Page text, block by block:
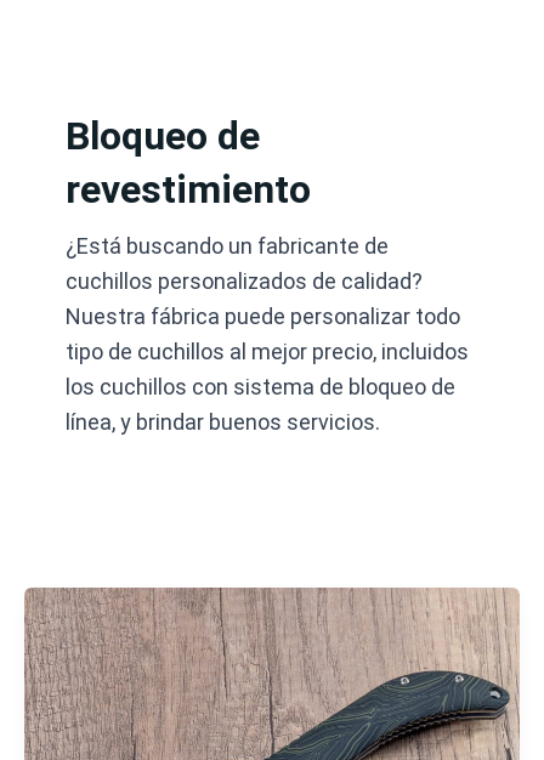
Bloqueo de
revestimiento
¿Está buscando un fabricante de
cuchillos personalizados de calidad?
Nuestra fábrica puede personalizar todo
tipo de cuchillos al mejor precio, incluidos
los cuchillos con sistema de bloqueo de
línea, y brindar buenos servicios.